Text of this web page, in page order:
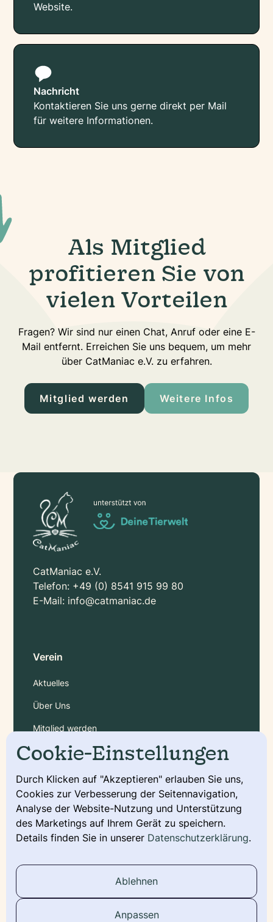
Website.
Nachricht
Kontaktieren Sie uns gerne direkt per Mail
für weitere Informationen.
Als Mitglied
profitieren Sie von
vielen Vorteilen
Fragen? Wir sind nur einen Chat, Anruf oder eine E-
Mail entfernt. Erreichen Sie uns bequem, um mehr
über CatManiac e.V. zu erfahren.
Mitglied werden Weitere Infos
CatManiac e.V.
Telefon: +49 (0) 8541 915 99 80
E-Mail: info@catmaniac.de
Verein
Aktuelles
Über Uns
Mitglied werden
Gebühren
Service
Deckmeldung
Urkunde beantragen
Wurfmeldung
Cookie-Einstellungen
Durch Klicken auf "Akzeptieren" erlauben Sie uns,
Cookies zur Verbesserung der Seitennavigation,
Analyse der Website-Nutzung und Unterstützung
des Marketings auf Ihrem Gerät zu speichern.
Details finden Sie in unserer Datenschutzerklärung.
Ablehnen
Anpassen